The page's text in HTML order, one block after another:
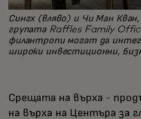
Сингх (вляво) и Чи Ман
групата Raffles Family
филантропи могат да
широки инвестиционни,
Срещата на върха -
на върха на Центъра за